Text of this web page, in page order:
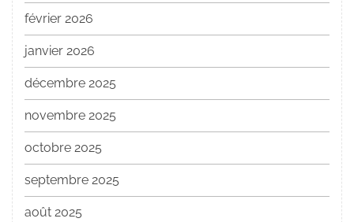
février 2026
janvier 2026
décembre 2025
novembre 2025
octobre 2025
septembre 2025
août 2025